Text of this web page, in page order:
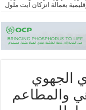
بعمالة انزكان ايت ملول
الجهوي
والمطاعم